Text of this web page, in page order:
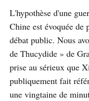
L'hypothèse d'une
Chine est évoquée de
débat public. Nous
de Thucydide » de
prise au sérieux que
publiquement fait
une vingtaine de